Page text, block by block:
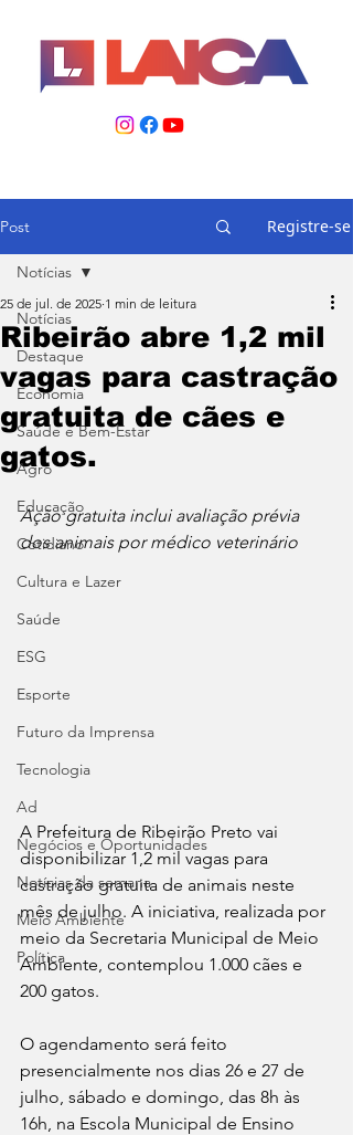
Post Registre-se
Notícias
Destaque
Economia
Saúde e Bem-Estar
Agro
Educação
Cotidiano
Cultura e Lazer
Saúde
ESG
Esporte
Futuro da Imprensa
Tecnologia
Ad
Negócios e Oportunidades
Notícias da semana
Meio Ambiente
Política
Notícias
Ribeirão abre 1,2 mil
vagas para castração
gratuita de cães e
gatos.
25 de jul. de 2025 1 min de leitura
Ação gratuita inclui avaliação prévia
dos animais por médico veterinário
A Prefeitura de Ribeirão Preto vai
disponibilizar 1,2 mil vagas para
castração gratuita de animais neste
mês de julho. A iniciativa, realizada por
meio da Secretaria Municipal de Meio
Ambiente, contemplou 1.000 cães e
200 gatos.
O agendamento será feito
presencialmente nos dias 26 e 27 de
julho, sábado e domingo, das 8h às
16h, na Escola Municipal de Ensino